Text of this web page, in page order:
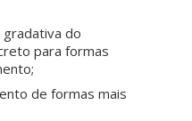
gradativa do
para formas
de formas mais